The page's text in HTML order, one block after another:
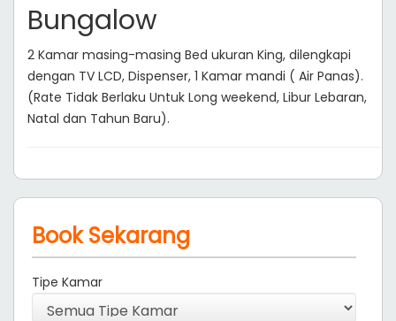
Bungalow
2 Kamar masing-masing Bed ukuran King, dilengkapi
dengan TV LCD, Dispenser, 1 Kamar mandi ( Air Panas).
(Rate Tidak Berlaku Untuk Long weekend, Libur Lebaran,
Natal dan Tahun Baru).
Book Sekarang
Tipe Kamar